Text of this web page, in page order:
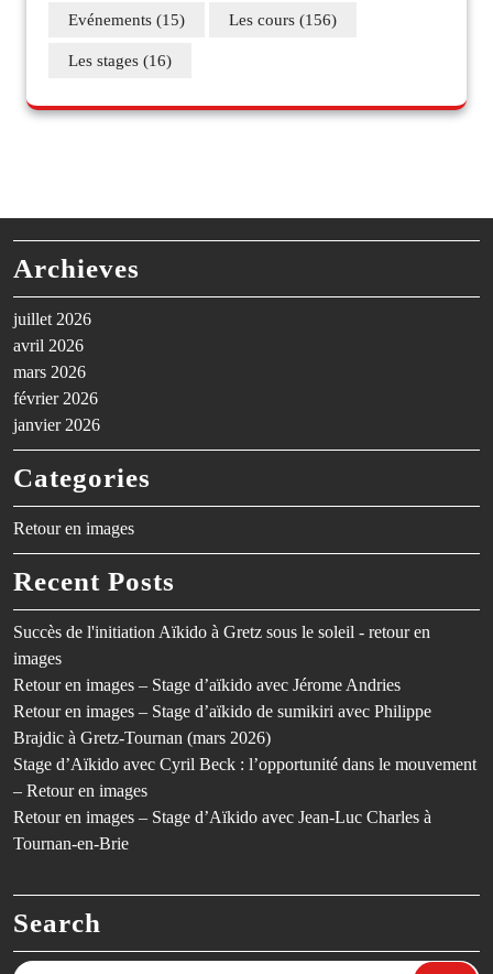
Evénements (15) Les cours (156)
Les stages (16)
Archieves
juillet 2026
avril 2026
mars 2026
février 2026
janvier 2026
Categories
Retour en images
Recent Posts
Succès de l'initiation Aïkido à Gretz sous le soleil - retour en
images
Retour en images – Stage d’aïkido avec Jérome Andries
Retour en images – Stage d’aïkido de sumikiri avec Philippe
Brajdic à Gretz-Tournan (mars 2026)
Stage d’Aïkido avec Cyril Beck : l’opportunité dans le mouvement
– Retour en images
Retour en images – Stage d’Aïkido avec Jean-Luc Charles à
Tournan-en-Brie
Search